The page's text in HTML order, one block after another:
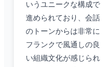
いうユニークな構成で
進められており、会話
のトーンからは非常に
フランクで風通しの良
い組織文化が感じられ